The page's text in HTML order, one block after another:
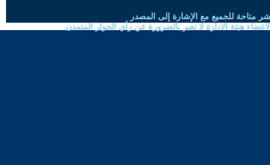
متاحة للجميع مع الإشارة إلى المصدر
هيئة الادارة لا تعبر بالضرورة عن رأي الحوار المتمدن